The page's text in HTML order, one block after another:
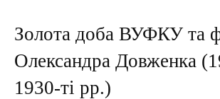
Золота доба ВУФКУ та
Олександра Довженка
1930-ті рр.)